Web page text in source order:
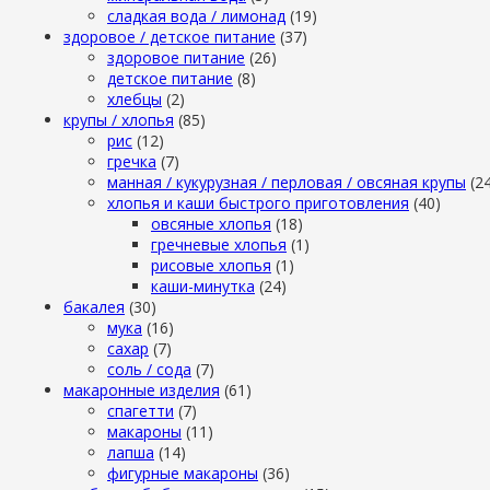
сладкая вода / лимонад (19)
здоровое / детское питание (37)
здоровое питание (26)
детское питание (8)
хлебцы (2)
крупы / хлопья (85)
рис (12)
гречка (7)
манная / кукурузная / перловая / овсяная крупы
хлопья и каши быстрого приготовления (40)
овсяные хлопья (18)
гречневые хлопья (1)
рисовые хлопья (1)
каши-минутка (24)
бакалея (30)
мука (16)
сахар (7)
cоль / cода (7)
макаронные изделия (61)
cпагетти (7)
макароны (11)
лапша (14)
фигурные макароны (36)